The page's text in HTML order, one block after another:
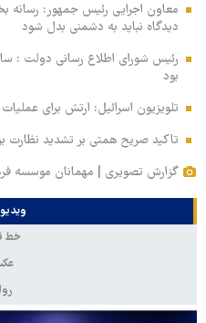
معاون اجرایی رئیس جمهور: رسانه
دیدگاه نباید به دشمنی بدل شود
رئیس شورای اطلاع رسانی دولت :
بود
تلویزیون اسرائیل: ارتش برای
تاکید صریح همتی بر تشدید نظارت
گزارش تصویری | مهمانان موسسه
خط